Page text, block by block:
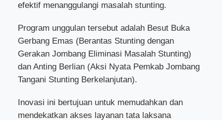
efektif menanggulangi masalah stunting.
Program unggulan tersebut adalah Besut Buka
Gerbang Emas (Berantas Stunting dengan
Gerakan Jombang Eliminasi Masalah Stunting)
dan Anting Berlian (Aksi Nyata Pemkab Jombang
Tangani Stunting Berkelanjutan).
Inovasi ini bertujuan untuk memudahkan dan
mendekatkan akses layanan tata laksana